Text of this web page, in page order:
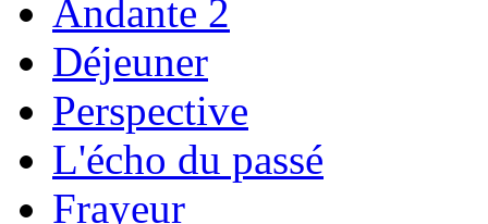
Andante 2
Déjeuner
Perspective
L'écho du passé
Frayeur